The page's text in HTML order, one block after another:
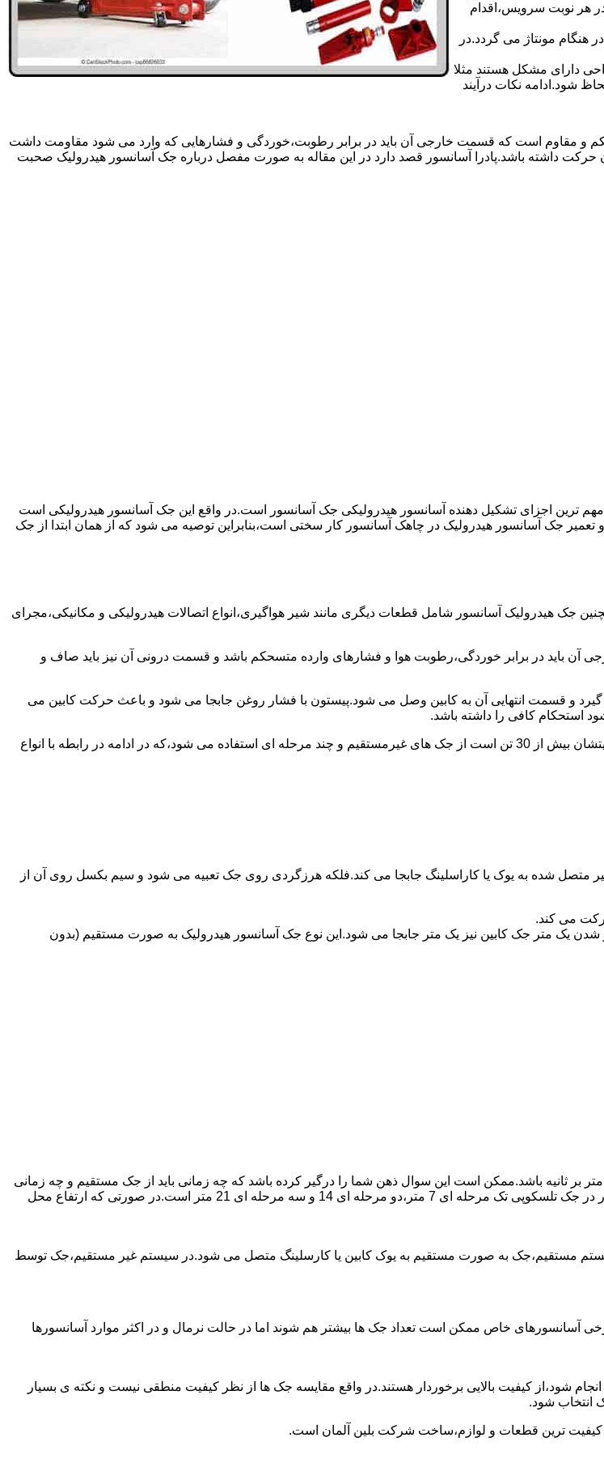
در هر نوبت سرویس،اقدام
مونتاژ می گردد.در
دارای مشکل هستند مثلا
شود.ادامه نکات درآیند
و مقاوم است که قسمت خارجی آن باید در برابر رطوبت،خوردگی و فشارهایی که وارد می شود مقاومت داشت
داشته باشد.پادرا آسانسور قصد دارد در این مقاله به صورت مفصل درباره جک آسانسور هیدرولیک صحبت
مهم ترین اجزای تشکیل دهنده آسانسور هیدرولیکی جک آسانسور است.در واقع این جک آسانسور هیدرولیکی است
تعمیر جک آسانسور هیدرولیک در چاهک آسانسور کار سختی است،بنابراین توصیه می شود که از همان ابتدا از جک
جک هیدرولیک آسانسور شامل قطعات دیگری مانند شیر هواگیری،انواع اتصالات هیدرولیکی و مکانیکی،مجرای
باید در برابر خوردگی،رطوبت هوا و فشارهای وارده متسحکم باشد و قسمت درونی آن نیز باید صاف و
و قسمت انتهایی آن به کابین وصل می شود.پیستون با فشار روغن جابجا می شود و باعث حرکت کابین می
استحکام کافی را داشته باشد.
برای آسانسورهایی که ظرفیتشان 30 تن است از جک مستقیم و برای آسانسورهایی که ظرفیتشان بیش از 30 تن است از جک های غیرمستقیم و چند مرحله ای استفاده می شود،که در ادامه در رابطه با انواع
متصل شده به یوک یا کاراسلینگ جابجا می کند.فلکه هرزگردی روی جک تعبیه می شود و سیم بکسل روی آن از
می کند.
یک متر جک کابین نیز یک متر جابجا می شود.این نوع جک آسانسور هیدرولیک به صورت مستقیم (بدون
بر ثانیه باشد.ممکن است این سوال ذهن شما را درگیر کرده باشد که چه زمانی باید از جک مستقیم و چه زمانی
از جک غیرمستقیم استفاده کنیم؟ جک های مستقیم تا 21 متر را ساپورت می کنند و این مقدار در جک تلسکوپی تک مرحله ای 7 متر،دو مرحله ای 14 و سه مرحله ای 21 متر است.در صورتی که ارتفاع محل
مستقیم،جک به صورت مستقیم به یوک کابین یا کارسلینگ متصل می شود.در سیستم غیر مستقیم،جک توسط
آسانسورهای خاص ممکن است تعداد جک ها بیشتر هم شوند اما در حالت نرمال و در اکثر موارد آسانسورها
شود،از کیفیت بالایی برخوردار هستند.در واقع مقایسه جک ها از نظر کیفیت منطقی نیست و نکته ی بسیار
انتخاب شود.
با کیفیت ترین قطعات و لوازم،ساخت شرکت بلین آلمان است.